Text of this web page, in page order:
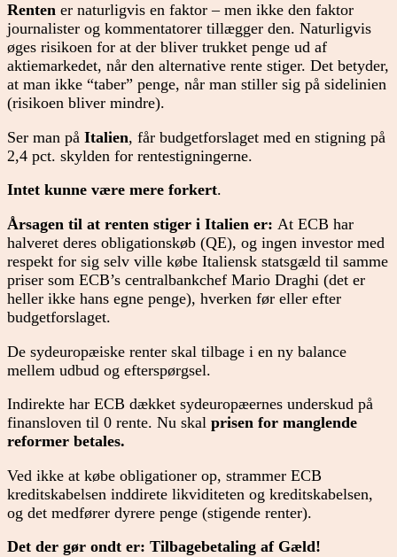
Renten er naturligvis en faktor – men ikke den faktor
journalister og kommentatorer tillægger den. Naturligvis
øges risikoen for at der bliver trukket penge ud af
aktiemarkedet, når den alternative rente stiger. Det betyder,
at man ikke “taber” penge, når man stiller sig på sidelinien
(risikoen bliver mindre).
Ser man på Italien, får budgetforslaget med en stigning på
2,4 pct. skylden for rentestigningerne.
Intet kunne være mere forkert.
Årsagen til at renten stiger i Italien er: At ECB har
halveret deres obligationskøb (QE), og ingen investor med
respekt for sig selv ville købe Italiensk statsgæld til samme
priser som ECB’s centralbankchef Mario Draghi (det er
heller ikke hans egne penge), hverken før eller efter
budgetforslaget.
De sydeuropæiske renter skal tilbage i en ny balance
mellem udbud og efterspørgsel.
Indirekte har ECB dækket sydeuropæernes underskud på
finansloven til 0 rente. Nu skal prisen for manglende
reformer betales.
Ved ikke at købe obligationer op, strammer ECB
kreditskabelsen inddirete likviditeten og kreditskabelsen,
og det medfører dyrere penge (stigende renter).
Det der gør ondt er: Tilbagebetaling af Gæld!